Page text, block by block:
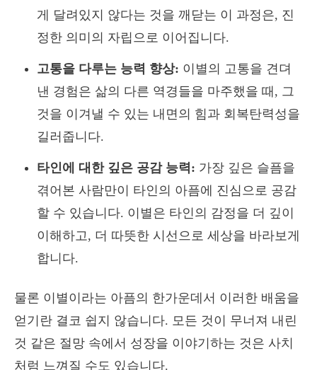
게 달려있지 않다는 것을 깨닫는 이 과정은, 진
정한 의미의 자립으로 이어집니다.
고통을 다루는 능력 향상: 이별의 고통을 견뎌
낸 경험은 삶의 다른 역경들을 마주했을 때, 그
것을 이겨낼 수 있는 내면의 힘과 회복탄력성을
길러줍니다.
타인에 대한 깊은 공감 능력: 가장 깊은 슬픔을
겪어본 사람만이 타인의 아픔에 진심으로 공감
할 수 있습니다. 이별은 타인의 감정을 더 깊이
이해하고, 더 따뜻한 시선으로 세상을 바라보게
합니다.
물론 이별이라는 아픔의 한가운데서 이러한 배움을
얻기란 결코 쉽지 않습니다. 모든 것이 무너져 내린
것 같은 절망 속에서 성장을 이야기하는 것은 사치
처럼 느껴질 수도 있습니다.